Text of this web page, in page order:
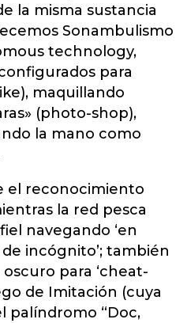
la misma sustancia
Sonambulismo
technology,
para
maquillando
(photo-shop),
la mano como
el reconocimiento
la red pesca
navegando ‘en
incógnito’; también
para ‘cheat-
de Imitación (cuya
palíndromo “Doc,